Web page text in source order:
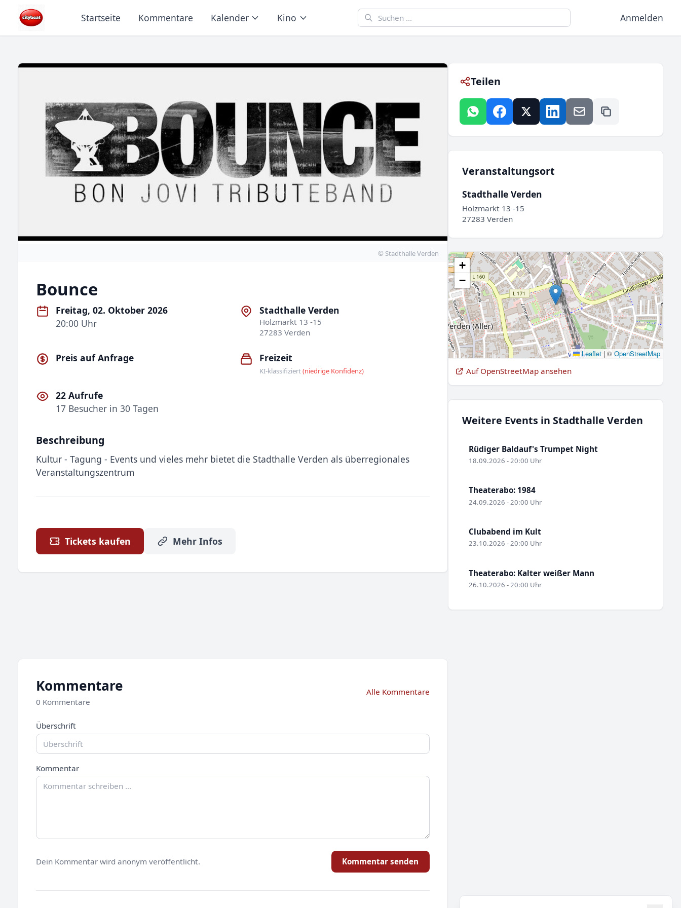
Startseite Kommentare Kalender Kino Anmelden
© Stadthalle Verden
Bounce
Freitag, 02. Oktober 2026
20:00 Uhr
Stadthalle Verden
Holzmarkt 13 -15
27283 Verden
Preis auf Anfrage Freizeit
KI-klassifiziert(niedrige Konfidenz)
22 Aufrufe
17 Besucher in 30 Tagen
Beschreibung
Kultur - Tagung - Events und vieles mehr bietet die Stadthalle Verden als überregionales
Veranstaltungszentrum
Tickets kaufen Mehr Infos
Teilen
Veranstaltungsort
Stadthalle Verden
Holzmarkt 13 -15
27283 Verden
+
−
Leaflet |© OpenStreetMap
Auf OpenStreetMap ansehen
Weitere Events in Stadthalle Verden
Rüdiger Baldauf's Trumpet Night
18.09.2026 - 20:00 Uhr
Theaterabo: 1984
24.09.2026 - 20:00 Uhr
Clubabend im Kult
23.10.2026 - 20:00 Uhr
Theaterabo: Kalter weißer Mann
26.10.2026 - 20:00 Uhr
Kommentare
0 Kommentare
Alle Kommentare
Überschrift
Kommentar
Dein Kommentar wird anonym veröffentlicht. Kommentar senden